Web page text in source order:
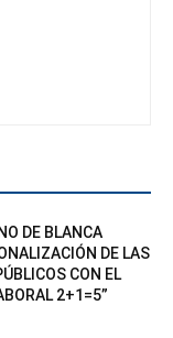
DE BLANCA
DE LAS
CON EL
2+1=5”